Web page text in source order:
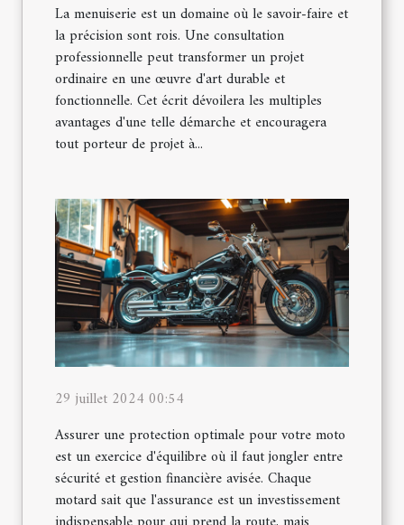
La menuiserie est un domaine où le savoir-faire et
la précision sont rois. Une consultation
professionnelle peut transformer un projet
ordinaire en une œuvre d'art durable et
fonctionnelle. Cet écrit dévoilera les multiples
avantages d'une telle démarche et encouragera
tout porteur de projet à...
29 juillet 2024 00:54
Assurer une protection optimale pour votre moto
est un exercice d'équilibre où il faut jongler entre
sécurité et gestion financière avisée. Chaque
motard sait que l'assurance est un investissement